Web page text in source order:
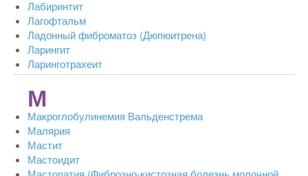
Лабиринтит
Лагофтальм
Ладонный фиброматоз (Дюпюитрена)
Ларингит
Ларинготрахеит
М
Макроглобулинемия Вальденстрема
Малярия
Мастит
Мастоидит